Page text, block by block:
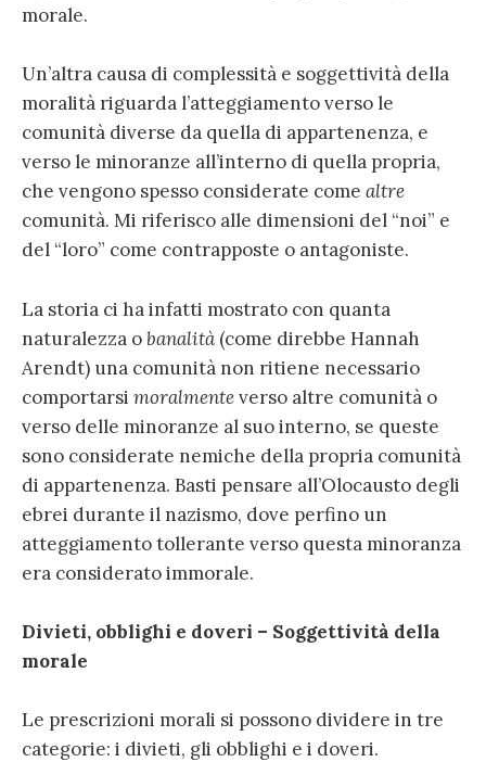
morale.
Un’altra causa di complessità e soggettività della
moralità riguarda l’atteggiamento verso le
comunità diverse da quella di appartenenza, e
verso le minoranze all’interno di quella propria,
che vengono spesso considerate come altre
comunità. Mi riferisco alle dimensioni del “noi” e
del “loro” come contrapposte o antagoniste.
La storia ci ha infatti mostrato con quanta
naturalezza obanalità (come direbbe Hannah
Arendt) una comunità non ritiene necessario
comportarsi moralmenteverso altre comunità o
verso delle minoranze al suo interno, se queste
sono considerate nemiche della propria comunità
di appartenenza. Basti pensare all’Olocausto degli
ebrei durante il nazismo, dove perfino un
atteggiamento tollerante verso questa minoranza
era considerato immorale.
Divieti, obblighi e doveri – Soggettività della
morale
Le prescrizioni morali si possono dividere in tre
categorie: i divieti, gli obblighi e i doveri.